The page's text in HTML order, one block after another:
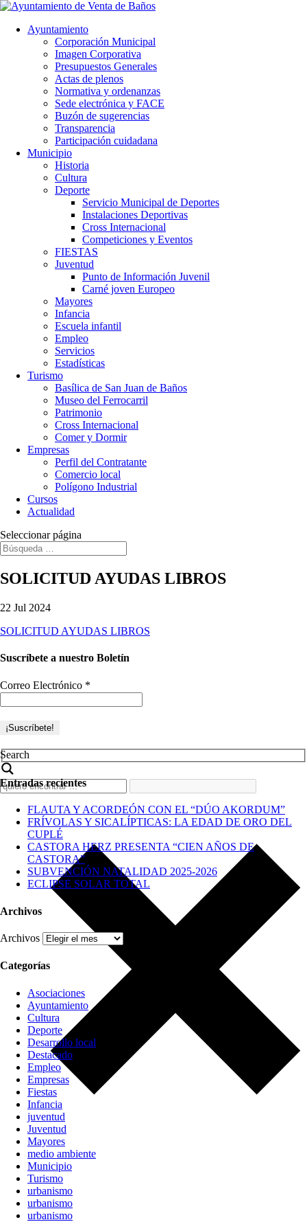
Ayuntamiento
Corporación Municipal
Imagen Corporativa
Presupuestos Generales
Actas de plenos
Normativa y ordenanzas
Sede electrónica y FACE
Buzón de sugerencias
Transparencia
Participación cuidadana
Municipio
Historia
Cultura
Deporte
Servicio Municipal de Deportes
Instalaciones Deportivas
Cross Internacional
Competiciones y Eventos
FIESTAS
Juventud
Punto de Información Juvenil
Carné joven Europeo
Mayores
Infancia
Escuela infantil
Empleo
Servicios
Estadísticas
Turismo
Basílica de San Juan de Baños
Museo del Ferrocarril
Patrimonio
Cross Internacional
Comer y Dormir
Empresas
Perfil del Contratante
Comercio local
Polígono Industrial
Cursos
Actualidad
Seleccionar página
SOLICITUD AYUDAS LIBROS
22 Jul 2024
SOLICITUD AYUDAS LIBROS
Suscríbete a nuestro Boletín
Correo Electrónico *
Search
Entradas recientes
FLAUTA Y ACORDEÓN CON EL “DÚO AKORDUM”
FRÍVOLAS Y SICALÍPTICAS: LA EDAD DE ORO DEL
CUPLÉ
CASTORA HERZ PRESENTA “CIEN AÑOS DE
CASTORA”
SUBVENCIÓN NATALIDAD 2025-2026
ECLIPSE SOLAR TOTAL
Archivos
Archivos
Categorías
Asociaciones
Ayuntamiento
Cultura
Deporte
Desarrollo local
Destacado
Empleo
Empresas
Fiestas
Infancia
juventud
Juventud
Mayores
medio ambiente
Municipio
Turismo
urbanismo
urbanismo
urbanismo